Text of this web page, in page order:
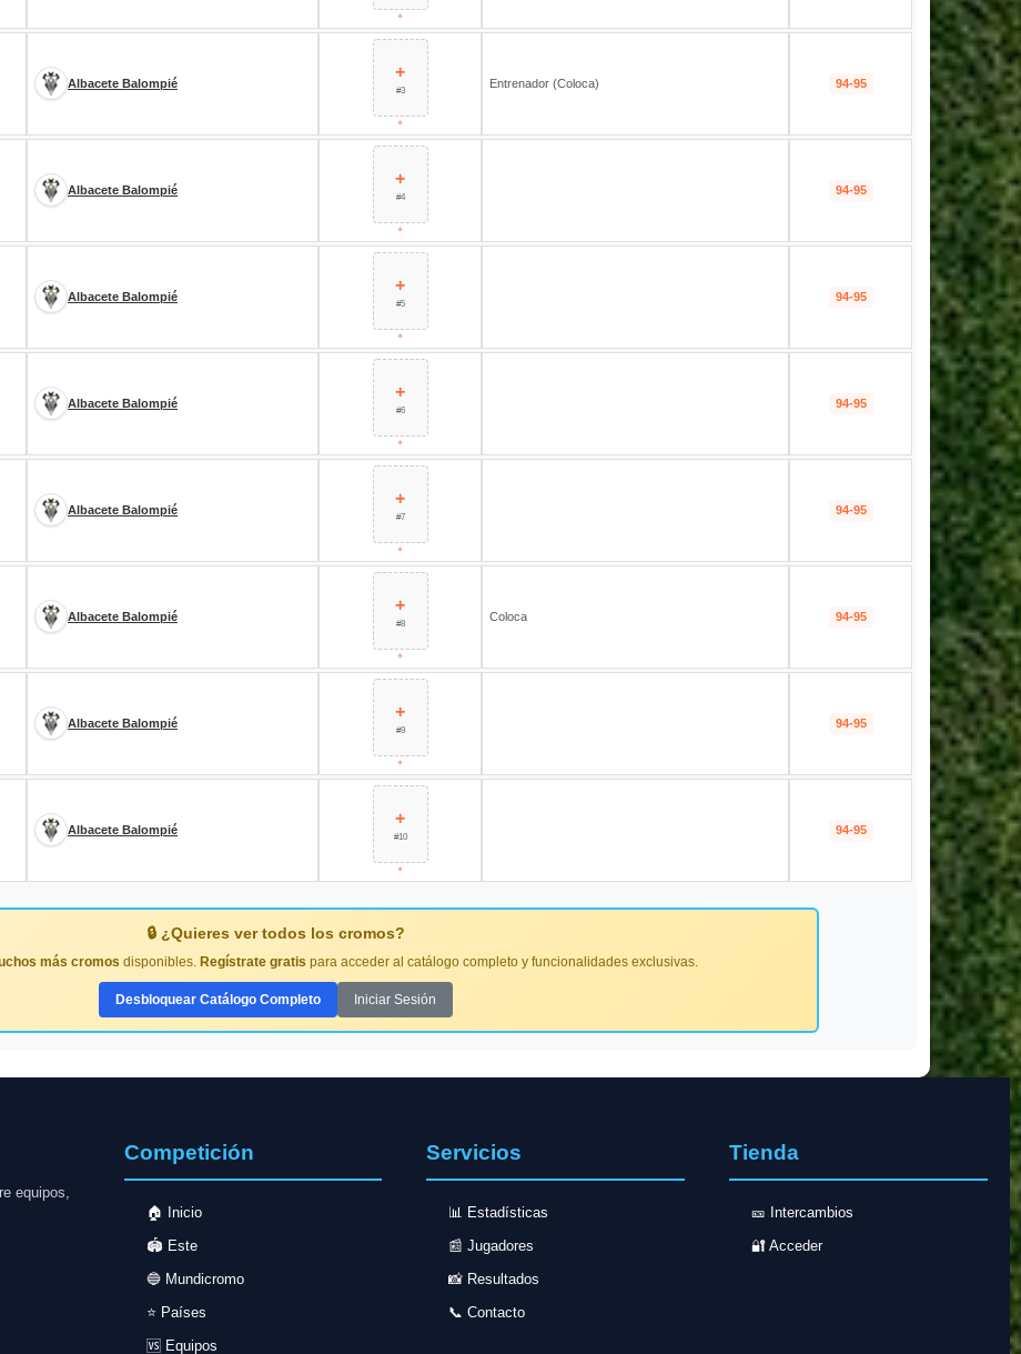
+
Albacete Balompié
+
#3
+
Entrenador (Coloca) 94-95
Albacete Balompié
+
#4
+
94-95
Albacete Balompié
+
#5
+
94-95
Albacete Balompié
+
#6
+
94-95
Albacete Balompié
+
#7
+
94-95
Albacete Balompié
+
#8
+
Coloca 94-95
Albacete Balompié
+
#9
+
94-95
Albacete Balompié
+
#10
+
94-95
🔒 ¿Quieres ver todos los cromos?
más cromos disponibles. Regístrate gratis para acceder al catálogo completo y funcionalidades exclusivas.
Desbloquear Catálogo Completo Iniciar Sesión
equipos,
Competición
🏠 Inicio
🏟️ Este
🔵 Mundicromo
⭐ Países
🆚 Equipos
Servicios
📊 Estadísticas
📰 Jugadores
📸 Resultados
📞 Contacto
Tienda
🎫 Intercambios
🔐 Acceder